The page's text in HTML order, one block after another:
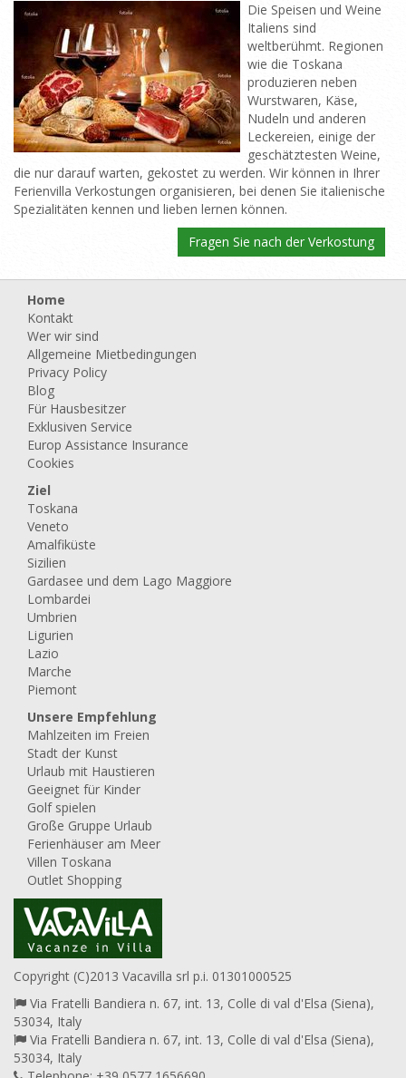
Die Speisen und Weine
Italiens sind
weltberühmt. Regionen
wie die Toskana
produzieren neben
Wurstwaren, Käse,
Nudeln und anderen
Leckereien, einige der
geschätztesten Weine,
die nur darauf warten, gekostet zu werden. Wir können in Ihrer
Ferienvilla Verkostungen organisieren, bei denen Sie italienische
Spezialitäten kennen und lieben lernen können.
Fragen Sie nach der Verkostung
Home
Kontakt
Wer wir sind
Allgemeine Mietbedingungen
Privacy Policy
Blog
Für Hausbesitzer
Exklusiven Service
Europ Assistance Insurance
Cookies
Ziel
Toskana
Veneto
Amalfiküste
Sizilien
Gardasee und dem Lago Maggiore
Lombardei
Umbrien
Ligurien
Lazio
Marche
Piemont
Unsere Empfehlung
Mahlzeiten im Freien
Stadt der Kunst
Urlaub mit Haustieren
Geeignet für Kinder
Golf spielen
Große Gruppe Urlaub
Ferienhäuser am Meer
Villen Toskana
Outlet Shopping
Copyright (C)2013 Vacavilla srl p.i. 01301000525
Via Fratelli Bandiera n. 67, int. 13, Colle di val d'Elsa (Siena),
53034, Italy
Via Fratelli Bandiera n. 67, int. 13, Colle di val d'Elsa (Siena),
53034, Italy